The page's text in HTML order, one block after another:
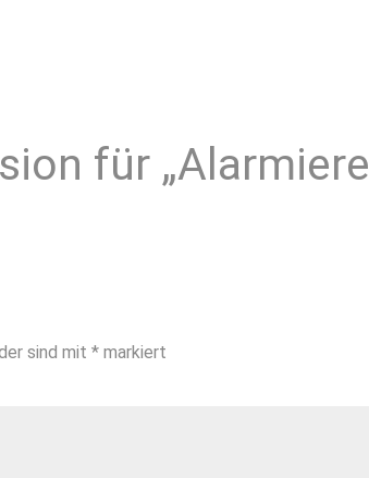
für
sind mit * markiert